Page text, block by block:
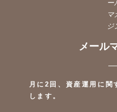
メール
月に2回、資産運用に関
します。